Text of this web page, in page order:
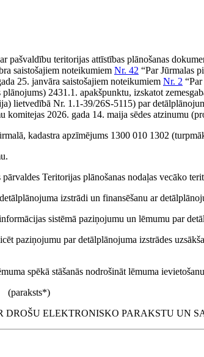
teritorijas attīstības plānošanas
saistošajiem noteikumiem Nr. 42 “Par Jūrmalas
25. janvāra saistošajiem noteikumiem Nr. 2
2431.1. apakšpunktu, izskatot
lietvedībā Nr. 1.1-39/26S-5115) par
komitejas 2026. gada 14. maija sēdes atzinumu
kadastra apzīmējums 1300 010 1302
Teritorijas plānošanas nodaļas vecāko
izstrādi un finansēšanu ar
sistēmā paziņojumu un lēmumu par
paziņojumu par detālplānojuma izstrādes
spēkā stāšanās nodrošināt lēmuma
(paraksts*)
DROŠU ELEKTRONISKO PARAKSTU UN